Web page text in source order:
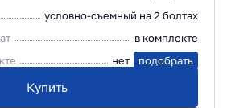
условно-съемный на 2 болтах
в комплекте
нет подобрать
Купить